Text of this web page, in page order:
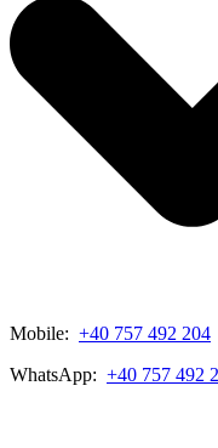
Mobile: +40 757 492 204
WhatsApp: +40 757 492